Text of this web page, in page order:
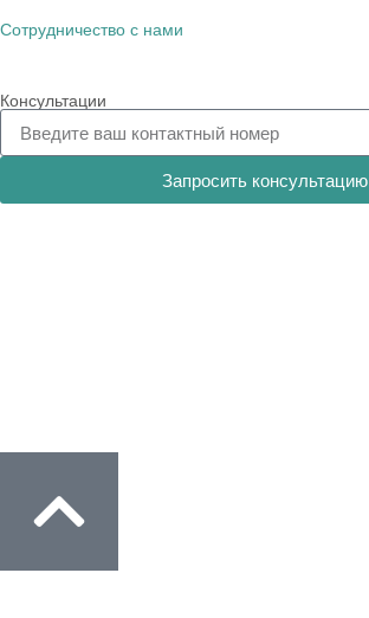
Сотрудничество с нами
Консультации
Запросить консультацию